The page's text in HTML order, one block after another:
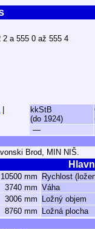
a 555 0 až 555 4
kkStB
(do 1924)
—
Brod, MIN NIŠ.
10500 mm
Rychlost
3740 mm Váha
3006 mm
Ložný objem
8760 mm
Ložná plocha